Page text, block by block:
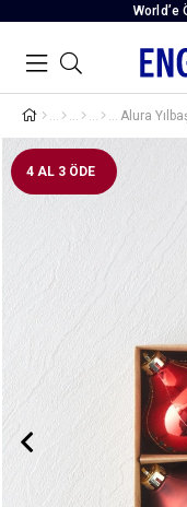
World’e
Alura
4 AL 3 ÖDE